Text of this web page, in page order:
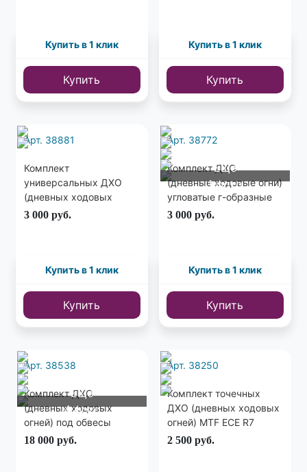
Купить в 1 клик
Купить
Купить в 1 клик
Купить
Арт. 38881
Комплект
универсальных ДХО
(дневных ходовых
огней) COB 2шт.
3 000 руб.
Купить в 1 клик
Купить
Еще
1 фото
Арт. 38772
Комплект ДХО
(дневные ходовые огни)
угловатые г-образные
Mercedes Style 2шт.
3 000 руб.
Купить в 1 клик
Купить
Еще
4 фото
Арт. 38538
Комплект ДХО
(дневных ходовых
огней) под обвесы
HAMANN LUMMA и тд.
18 000 руб.
Арт. 38250
Комплект точечных
ДХО (дневных ходовых
огней) MTF ЕСЕ R7
(PLR251) из 2х шт.
2 500 руб.